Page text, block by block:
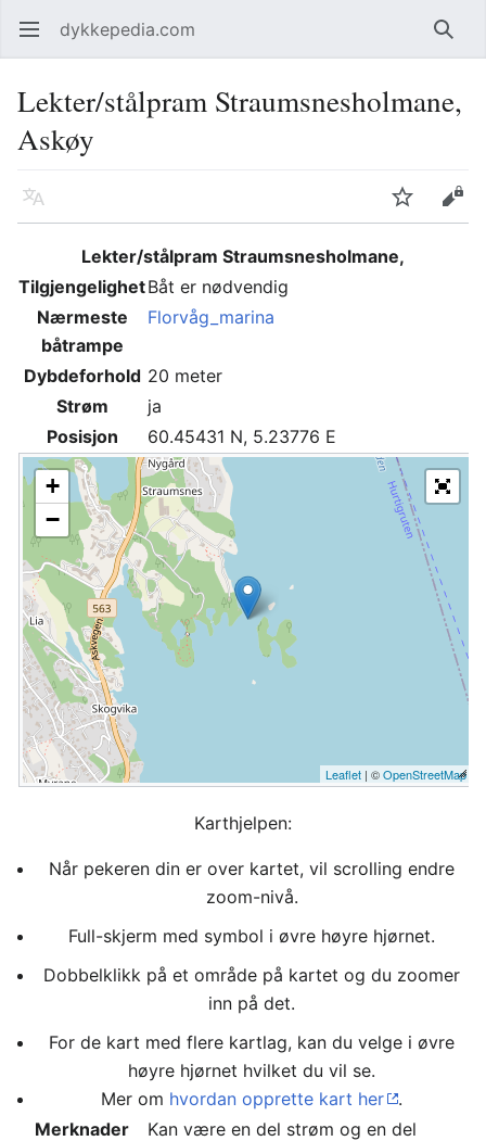
Åpne hovedmenyen dykkepedia.com Søk
Lekter/stålpram Straumsnesholmane,
Askøy
Språk Overvåk Rediger
Lekter/stålpram Straumsnesholmane,
TilgjengelighetBåt er nødvendig
Nærmeste
båtrampe
Florvåg_marina
Dybdeforhold 20 meter
Strøm
ja
Posisjon
60.45431 N, 5.23776 E
+
−
Leaflet | ©OpenStreetMap
Karthjelpen:
Når pekeren din er over kartet, vil scrolling endre
zoom-nivå.
Full-skjerm med symbol i øvre høyre hjørnet.
Dobbelklikk på et område på kartet og du zoomer
inn på det.
For de kart med flere kartlag, kan du velge i øvre
høyre hjørnet hvilket du vil se.
Mer om hvordan opprette kart her
.
Merknader
Kan være en del strøm og en del